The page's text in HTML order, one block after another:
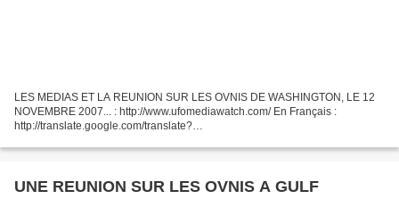
LES MEDIAS ET LA REUNION SUR LES OVNIS DE WASHINGTON, LE 12
NOVEMBRE 2007... : http://www.ufomediawatch.com/ En Français :
http://translate.google.com/translate?
&ie=UTF-8 LA DEMANDE INTERNATIONALE...
UNE REUNION SUR LES OVNIS A GULF